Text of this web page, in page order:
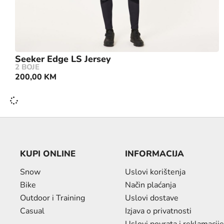
Seeker Edge LS Jersey
2 BOJE
200,00 KM
KUPI ONLINE
Snow
Bike
Outdoor i Training
Casual
INFORMACIJA
Uslovi korištenja
Način plaćanja
Uslovi dostave
Izjava o privatnosti